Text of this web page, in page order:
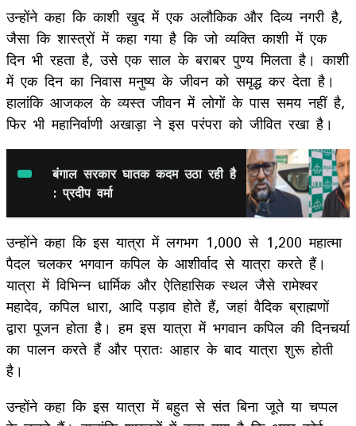
उन्होंने कहा कि काशी खुद में एक अलौकिक और दिव्य नगरी है,
जैसा कि शास्त्रों में कहा गया है कि जो व्यक्ति काशी में एक
दिन भी रहता है, उसे एक साल के बराबर पुण्य मिलता है। काशी
में एक दिन का निवास मनुष्य के जीवन को समृद्ध कर देता है।
हालांकि आजकल के व्यस्त जीवन में लोगों के पास समय नहीं है,
फिर भी महानिर्वाणी अखाड़ा ने इस परंपरा को जीवित रखा है।
बंगाल सरकार घातक कदम उठा रही है
: प्रदीप वर्मा
उन्होंने कहा कि इस यात्रा में लगभग 1,000 से 1,200 महात्मा
पैदल चलकर भगवान कपिल के आशीर्वाद से यात्रा करते हैं।
यात्रा में विभिन्न धार्मिक और ऐतिहासिक स्थल जैसे रामेश्वर
महादेव, कपिल धारा, आदि पड़ाव होते हैं, जहां वैदिक ब्राह्मणों
द्वारा पूजन होता है। हम इस यात्रा में भगवान कपिल की दिनचर्या
का पालन करते हैं और प्रातः आहार के बाद यात्रा शुरू होती
है।
उन्होंने कहा कि इस यात्रा में बहुत से संत बिना जूते या चप्पल